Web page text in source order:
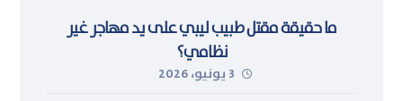
ما حقيقة مقتل طبيب ليبي على يد مهاجر غير
نظامي؟
3 يونيو، 2026